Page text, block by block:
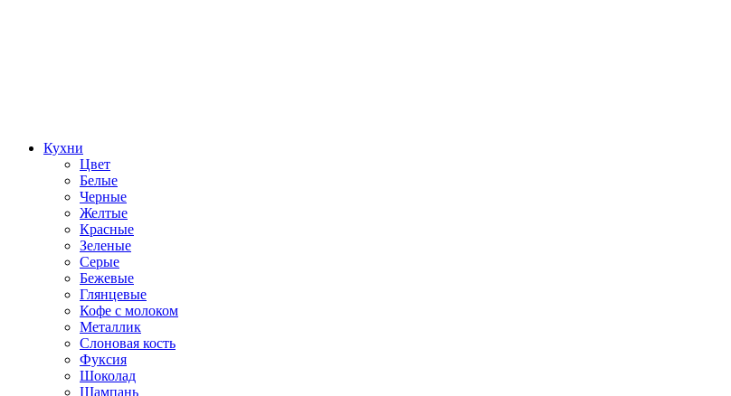
Кухни
Цвет
Белые
Черные
Желтые
Красные
Зеленые
Серые
Бежевые
Глянцевые
Кофе с молоком
Металлик
Слоновая кость
Фуксия
Шоколад
Шампань